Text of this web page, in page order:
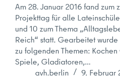
Am 28. Januar 2016 fand zum
Projekttag für alle
und 10 zum Thema
Reich“ statt. Gearbeitet wurde
zu folgenden Themen:
Spiele, Gladiatoren,…
avh.berlin
9. Februar